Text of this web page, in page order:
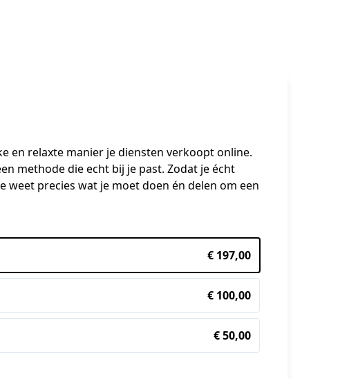
en relaxte manier je diensten verkoopt online.
methode die echt bij je past. Zodat je écht
precies wat je moet doen én delen om een
€ 197,00
€ 100,00
€ 50,00